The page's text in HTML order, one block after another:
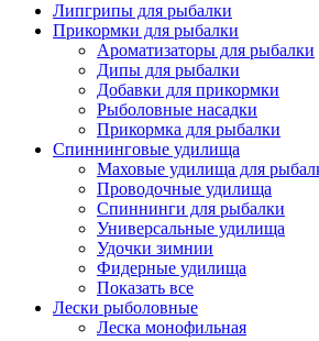
Липгрипы для рыбалки
Прикормки для рыбалки
Ароматизаторы для рыбалки
Дипы для рыбалки
Добавки для прикормки
Рыболовные насадки
Прикормка для рыбалки
Спиннинговые удилища
Маховые удилища для
Проводочные удилища
Спиннинги для рыбалки
Универсальные удилища
Удочки зимнии
Фидерные удилища
Показать все
Лески рыболовные
Леска монофильная